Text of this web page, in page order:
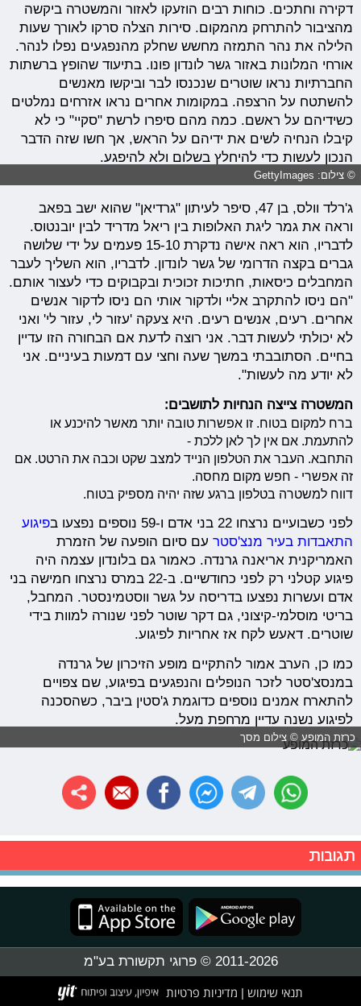
דקירה וחתכים. כוחות רבים הוזעקו לאזור והמשטרה ביקשה
מהציבור להתרחק מהמקום. סירות הצלה סרקו לאורך שעות
הלילה את נהר התמזה מחשש שחלק מהנפגעים נפלו לנהר.
אורחי המלונות באזור גשר לונדון פונו. בתיעוד שהופץ ברשתות
החברתיות נראו שוטרים שנכנסו לבר וביקשו מאנשים
להשתטח על הרצפה. במקומות אחרים נראו אזרחים נמלטים
כשידיהם על ראשם. כמה מהם סיפרו לרשת "סקיי" כי לא
קיבלו הנחיה לשים את ידיהם על הראש, אך חשו שזה הדבר
הנכון לעשות כדי להיחלץ בשלום ולא להיפגע.
© צילום: GettyImages
ג'רלד וולס, בן 47, סיפר לעיתון "גרדיאן" שהוא ישב בפאב
וראה את גמר ליגת האלופות בין ריאל מדריד לבין יובנטוס.
לדבריו, הוא ראה אישה נדקרת 15-10 פעמים על ידי שלושה
גברים בקצה הדרומי של גשר לונדון. לדבריו, הוא השליך לעבר
המחבלים כיסאות, חתיכות זכוכית ובקבוקים כדי לעצור אותם.
"הם ניסו להתקרב אליי ולדקור אותי הם ניסו לדקור אנשים
אחרים. רעים, אנשים רעים. היא צעקה 'עזור לי, עזור לי' ואני
לא יכולתי לעשות דבר. אני רוצה לדעת אם הבחורה הזו עדיין
בחיים. הסתובבתי במשך שעה וחצי עם דמעות בעיניים. אני
לא יודע מה לעשות".
המשטרה צייצה הנחיות לתושבים:
ברח למקום בטוח. זו אפשרות טובה יותר מאשר להיכנע או
להתעמת. אם אין לך לאן ללכת -
התחבא. העבר את הטלפון הנייד למצב שקט וכבה את הרטט. אם
זה אפשרי - חפש מקום מחסה.
דווח למשטרה בטלפון ברגע שזה יהיה מספיק בטוח.
לפני כשבועיים נרצחו 22 בני אדם ו-59 נוספים נפצעו ב
פיגוע
התאבדות בעיר מנצ'סטר עם סיום הופעה של הזמרת
האמריקנית אריאנה גרנדה. כאמור גם בלונדון עצמה היה
פיגוע קטלני רק לפני כחודשיים. ב-22 במרס נרצחו חמישה בני
אדם ועשרות נפצעו בדריסה על גשר ווסטמינסטר. המחבל,
בריטי מוסלמי-קיצוני, גם דקר שוטר לפני שנורה למוות בידי
שוטרים. דאעש לקח אז אחריות לפיגוע.
כמו כן, הערב אמור להתקיים מופע הזיכרון של גרנדה
במנסצ'סטר לזכר הנופלים והנפגעים בפיגוע, שם צפויים
להתארח אמנים נוספים כדוגמת ג'סטין ביבר, כשהסכנה
לפיגוע נשנה עדיין מרחפת מעל.
כרזת המופע © צילום מסך
תגובות
2011-2026 © פרוגי תקשורת בע"מ
תנאי שימוש | מדיניות פרטיות